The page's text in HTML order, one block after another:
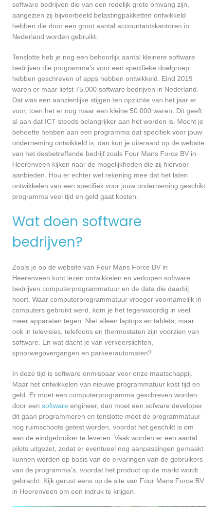
software bedrijven die van een redelijk grote omvang zijn,
aangezien zij bijvoorbeeld belastingpakketten ontwikkeld
hebben die door een groot aantal accountantskantoren in
Nederland worden gebruikt.
Tenslotte heb je nog een behoorlijk aantal kleinere software
bedrijven die programma’s voor een specifieke doelgroep
hebben geschreven of apps hebben ontwikkeld. Eind 2019
waren er maar liefst 75.000 software bedrijven in Nederland.
Dat was een aanzienlijke stijgen ten opzichte van het jaar er
voor, toen het er nog maar een kleine 50.000 waren. Dit geeft
al aan dat ICT steeds belangrijker aan het worden is. Mocht je
behoefte hebben aan een programma dat specifiek voor jouw
onderneming ontwikkeld is, dan kun je uiteraard op de website
van het desbetreffende bedrijf zoals Four Mans Force BV in
Heerenveen kijken naar de mogelijkheden die zij hiervoor
aanbieden. Hou er echter wel rekening mee dat het laten
ontwikkelen van een specifiek voor jouw onderneming geschikt
programma veel tijd en geld gaat kosten.
Wat doen software
bedrijven?
Zoals je op de website van Four Mans Force BV in
Heerenveen kunt lezen ontwikkelen en verkopen software
bedrijven computerprogrammatuur en de data die daarbij
hoort. Waar computerprogrammatuur vroeger voornamelijk in
computers gebruikt werd, kom je het tegenwoordig in veel
meer apparaten tegen. Niet alleen laptops en tablets, maar
ook in televisies, telefoons en thermostaten zijn voorzien van
software. En wat dacht je van verkeerslichten,
spoorwegovergangen en parkeerautomaten?
In deze tijd is software onmisbaar voor onze maatschappij.
Maar het ontwikkelen van nieuwe programmatuur kost tijd en
geld. Er moet een computerprogramma geschreven worden
door een software engineer, dan moet een sofware developer
dit gaan programmeren en tenslotte moet de programmatuur
nog ruimschoots getest worden, voordat het geschikt is om
aan de eindgebruiker te leveren. Vaak worden er een aantal
pilots uitgezet, zodat er eventueel nog aanpassingen gemaakt
kunnen worden op basis van de ervaringen van de gebruikers
van de programma’s, voordat het product op de markt wordt
gebracht. Kijk gerust eens op de site van Four Mans Force BV
in Heerenveen om een indruk te krijgen.